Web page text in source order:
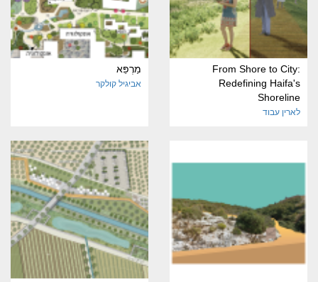
From Shore to City:
Redefining Haifa's
Shoreline
לארין עבוד
מַרְפֵּא
אביגיל קולקר